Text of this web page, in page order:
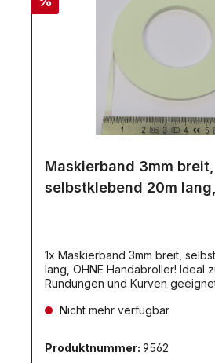
Maskierband 3mm breit,
selbstklebend 20m lang,
1x Maskierband 3mm breit,
lang, OHNE Handabroller! Ideal
Rundungen und Kurven
Nicht mehr verfügbar
Produktnummer: 9562